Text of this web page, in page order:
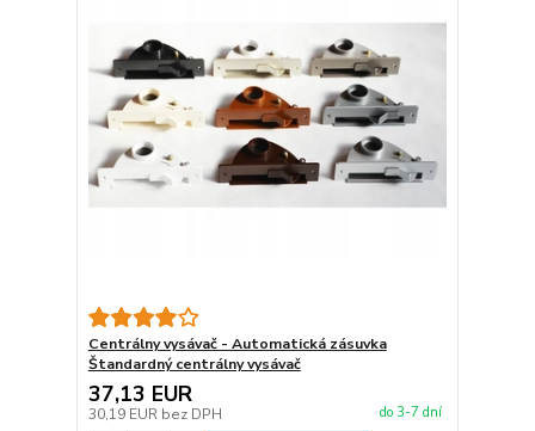
Centrálny vysávač - Automatická zásuvka
Štandardný centrálny vysávač
37,13 EUR
30,19 EUR bez DPH do 3-7 dní